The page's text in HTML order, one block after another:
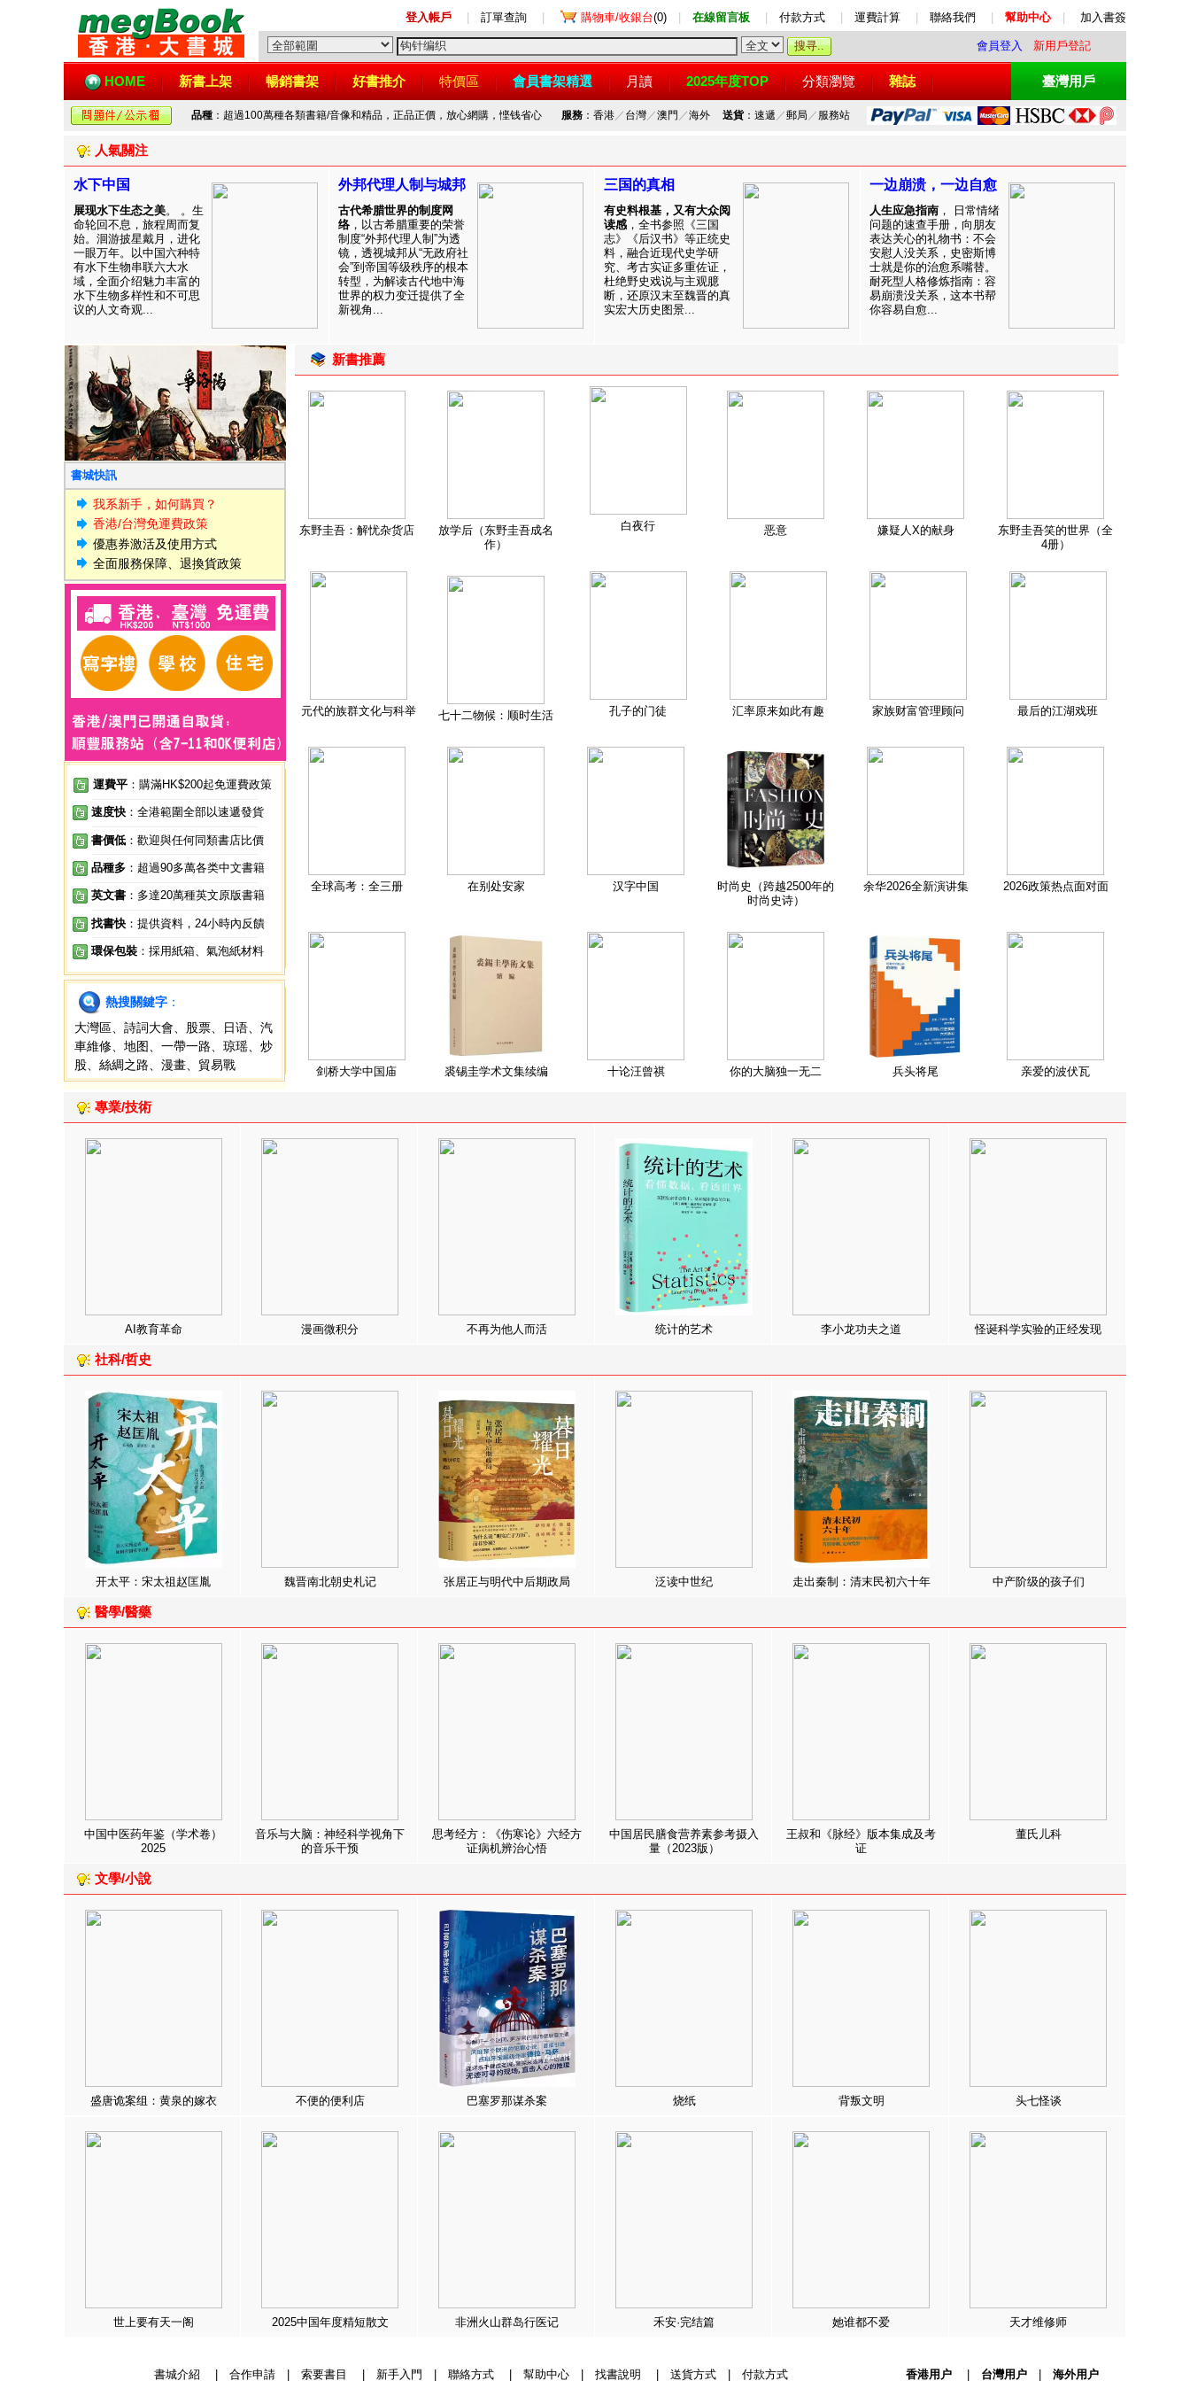
登入帳戶 訂單查詢 購物車/收銀台(0) 在線留言板 付款方式 運費計算 聯絡我們 幫助中心 加入書簽
會員登入 新用戶登記
HOME 新書上架 暢銷書架 好書推介 特價區 會員書架精選 月讀 2025年度TOP 分類瀏覽 雜誌 臺灣用戶
品種 ：超過100萬種各類書籍/音像和精品，正品正價，放心網購，悭钱省心 服務：香港／ 台灣／澳門 ／海外 送貨：速遞 ／郵局 ／ 服務站
人氣關注
水下中国
展现水下生态之美。 。生
命轮回不息，旅程周而复
始。洄游披星戴月，进化
一眼万年。以中国六种特
有水下生物串联六大水
域，全面介绍魅力丰富的
水下生物多样性和不可思
议的人文奇观...
外邦代理人制与城邦
古代希腊世界的制度网
络 ，以古希腊重要的荣誉
制度“外邦代理人制”为透
镜，透视城邦从“无政府社
会”到帝国等级秩序的根本
转型，为解读古代地中海
世界的权力变迁提供了全
新视角...
三国的真相
有史料根基，又有大众阅
读感 ，全书参照《三国
志》《后汉书》等正统史
料，融合近现代史学研
究、考古实证多重佐证，
杜绝野史戏说与主观臆
断，还原汉末至魏晋的真
实宏大历史图景...
一边崩溃，一边自愈
人生应急指南 ， 日常情绪
问题的速查手册，向朋友
表达关心的礼物书：不会
安慰人没关系，史密斯博
士就是你的治愈系嘴替。
耐死型人格修炼指南：容
易崩溃没关系，这本书帮
你容易自愈...
書城快訊
我系新手，如何購買？
香港/台灣免運費政策
優惠券激活及使用方式
全面服務保障、退換貨政策
運費平 ：購滿HK$200起免運費政策
速度快 ：全港範圍全部以速遞發貨
書價低 ：歡迎與任何同類書店比價
品種多 ：超過90多萬各类中文書籍
英文書 ：多達20萬種英文原版書籍
找書快 ：提供資料，24小時內反饋
環保包裝 ：採用紙箱、氣泡紙材料
熱搜關鍵字 ：
大灣區
詩詞大會 股票 日语
汽
車維修
地图 一帶一路 琼瑶
炒
股
絲綢之路 漫畫 貿易戰
新書推薦
东野圭吾：解忧杂货店
放学后（东野圭吾成名
作）
白夜行 恶意 嫌疑人X的献身
东野圭吾笑的世界（全
4册）
元代的族群文化与科举 七十二物候：顺时生活 孔子的门徒 汇率原来如此有趣 家族财富管理顾问 最后的江湖戏班
全球高考：全三册 在别处安家 汉字中国
时尚史（跨越2500年的
时尚史诗）
余华2026全新演讲集 2026政策热点面对面
剑桥大学中国庙 裘锡圭学术文集续编 十论汪曾祺 你的大脑独一无二 兵头将尾 亲爱的波伏瓦
專業/技術
AI教育革命 漫画微积分 不再为他人而活 统计的艺术 李小龙功夫之道 怪诞科学实验的正经发现
社科/哲史
开太平：宋太祖赵匡胤 魏晋南北朝史札记 张居正与明代中后期政局 泛读中世纪 走出秦制：清末民初六十年 中产阶级的孩子们
醫學/醫藥
中国中医药年鉴（学术卷）
2025
音乐与大脑：神经科学视角下
的音乐干预
思考经方：《伤寒论》六经方
证病机辨治心悟
中国居民膳食营养素参考摄入
量（2023版）
王叔和《脉经》版本集成及考
证
董氏儿科
文學/小說
盛唐诡案组：黄泉的嫁衣 不便的便利店 巴塞罗那谋杀案 烧纸 背叛文明 头七怪谈
世上要有天一阁 2025中国年度精短散文 非洲火山群岛行医记 禾安·完结篇 她谁都不爱 天才维修师
書城介紹 合作申請| 索要書目 新手入門 聯絡方式| 幫助中心| 找書說明 送貨方式| 付款方式 香港用户| 台灣用户| 海外用户